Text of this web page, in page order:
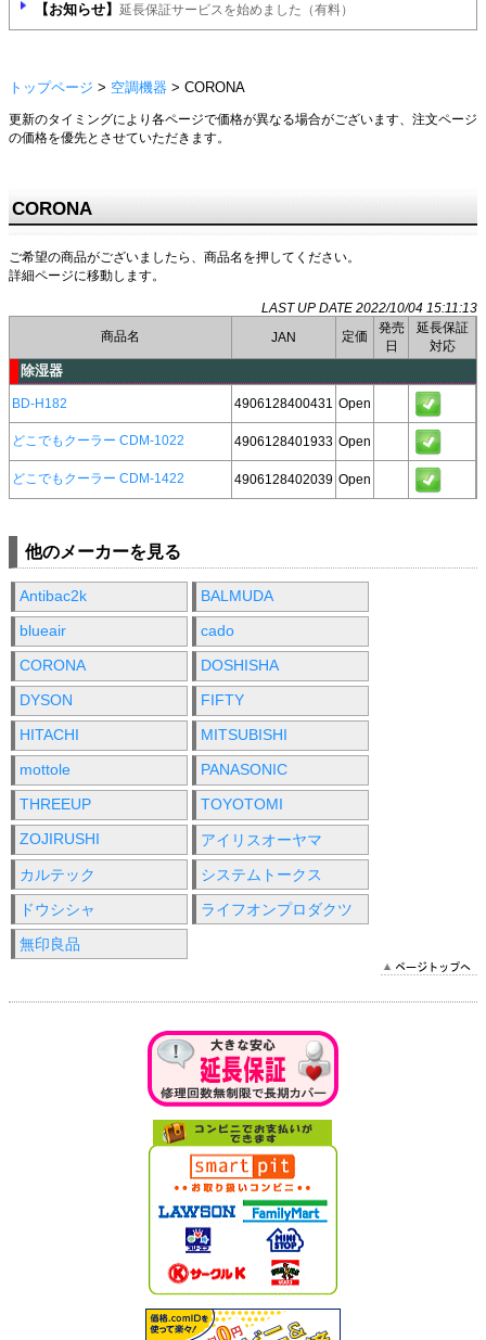
【お知らせ】 延長保証サービスを始めました（有料）
トップページ > 空調機器 > CORONA
更新のタイミングにより各ページで価格が異なる場合がございます、注文ページ
の価格を優先とさせていただきます。
CORONA
ご希望の商品がございましたら、商品名を押してください。
詳細ページに移動します。
LAST UP DATE 2022/10/04 15:11:13
商品名
JAN 定価
発売
日
延長保証
対応
除湿器
BD-H182 4906128400431 Open
どこでもクーラー CDM-1022 4906128401933 Open
どこでもクーラー CDM-1422 4906128402039 Open
他のメーカーを見る
Antibac2k
BALMUDA
blueair
cado
CORONA
DOSHISHA
DYSON
FIFTY
HITACHI
MITSUBISHI
mottole
PANASONIC
THREEUP
TOYOTOMI
ZOJIRUSHI
アイリスオーヤマ
カルテック
システムトークス
ドウシシャ
ライフオンプロダクツ
無印良品